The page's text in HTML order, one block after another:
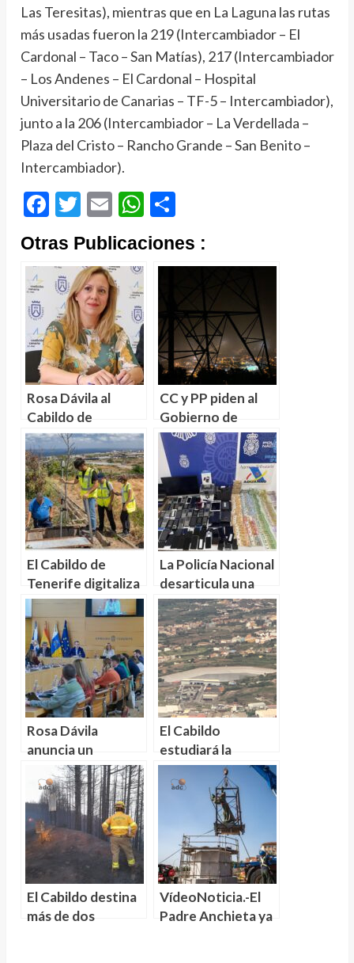
Las Teresitas), mientras que en La Laguna las rutas
más usadas fueron la 219 (Intercambiador – El
Cardonal – Taco – San Matías), 217 (Intercambiador
– Los Andenes – El Cardonal – Hospital
Universitario de Canarias – TF-5 – Intercambiador),
junto a la 206 (Intercambiador – La Verdellada –
Plaza del Cristo – Rancho Grande – San Benito –
Intercambiador).
Facebook
Twitter
EmailWhatsApp
Compartir
Otras Publicaciones :
Rosa Dávila al
Cabildo de
Tenerife, CC,
advierte de la
destrucción de
6,610 empleos y
aumento del paro
CC y PP piden al
Gobierno de
España medidas
para evitar nuevos
«ceros de energía
eléctrica» en
Tenerife
El Cabildo de
Tenerife digitaliza
las
infraestructuras
hidráulicas
La Policía Nacional
desarticula una
organización
criminal dedicada a
cometer estafas a
turistas de edad
avanzada
Rosa Dávila
anuncia un
“Heliodoro
Rodríguez López
de Primera
División para un
equipo del siglo
XXI”
El Cabildo
estudiará la
próxima semana la
posible
declaración de
emergencia hídrica
por la sequía
El Cabildo destina
más de dos
VídeoNoticia.-El
Padre Anchieta ya